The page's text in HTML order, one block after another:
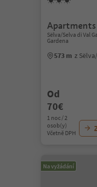
Sëlva/Selva di Val
Gardena
573 m z
Od
70€
1 noc / 2
osob(y)
Včetně DPH
Na vyžádání